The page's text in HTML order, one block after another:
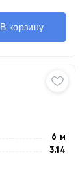
В корзину
6 м
3.14